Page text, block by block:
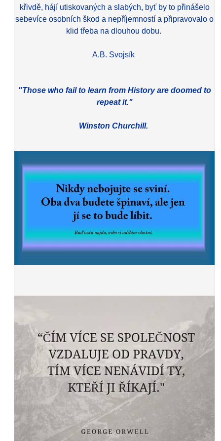
křivdě, hájí utiskovaných a slabých, byť by to přinášelo
sebevíce osobních škod a nepříjemností a připravovalo o
klid třeba na dlouhou dobu.
A.B. Svojsík
"Those who fail to learn from History are doomed to
repeat it."
Winston Churchill.